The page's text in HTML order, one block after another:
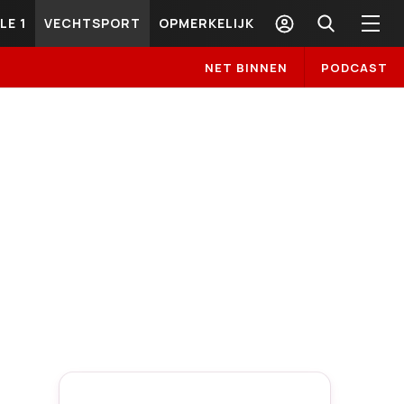
1 VECHTSPORT OPMERKELIJK
NET BINNEN PODCAST